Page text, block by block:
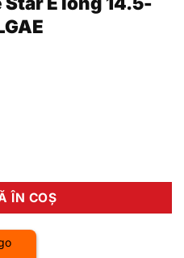
E long 14.5-18.5mm 913/
ÎN COȘ